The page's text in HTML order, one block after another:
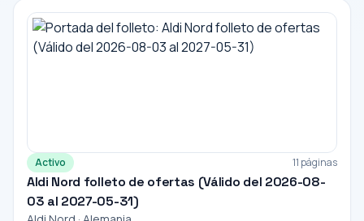
Activo 11 páginas
Aldi Nord folleto de ofertas (Válido del 2026-08-
03 al 2027-05-31)